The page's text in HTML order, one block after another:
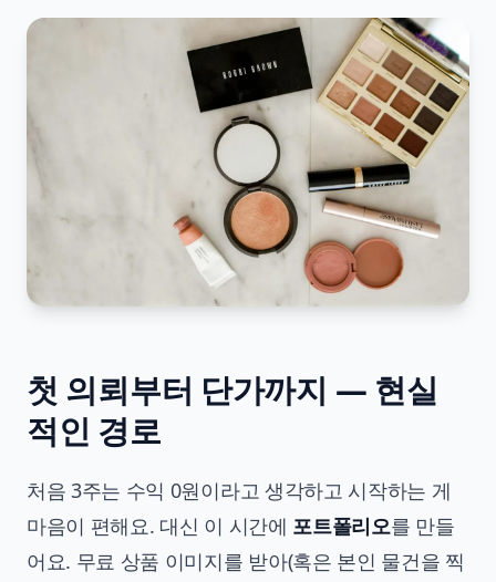
첫 의뢰부터 단가까지 — 현실
적인 경로
처음 3주는 수익 0원이라고 생각하고 시작하는 게
마음이 편해요. 대신 이 시간에 포트폴리오를 만들
어요. 무료 상품 이미지를 받아(혹은 본인 물건을 찍